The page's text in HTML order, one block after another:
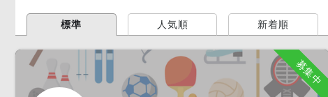
標準 人気順 新着順
募集中